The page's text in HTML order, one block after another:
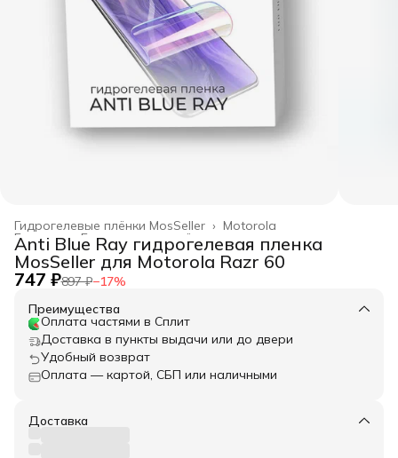
Motorola
Гидрогелевые плёнки MosSeller ›
Гидрогелевые плёнки ›
Главная ›
Anti Blue Ray гидрогелевая пленка
MosSeller для Motorola Razr 60
747 ₽897 ₽−17%
Преимущества
Оплата частями в Сплит
Доставка в пункты выдачи или до двери
Удобный возврат
Оплата — картой, СБП или наличными
Доставка